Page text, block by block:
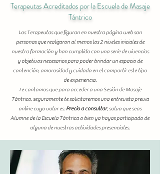
Terapeutas Acreditados por la Escuela de Masaje
Tántrico
Los Terapeutas que figuran en nuestra página web son
personas que realizaron al menos los 2 niveles iniciales de
nuestra formación y han cumplido con una serie de vivencias
y objetivos necesarios para poder brindar un espacio de
contención, amorosidad y cuidado en el compartir este tipo
de experiencia.
Te contamos que para acceder a una Sesión de Masaje
Tántrico, seguramente te solicitaremos una entrevista previa
online cuyo valor es:Precio a consultar, salvo que seas
Alumne de la Escuela Tántrica o bien ya hayas participado de
alguna de nuestras actividades presenciales.